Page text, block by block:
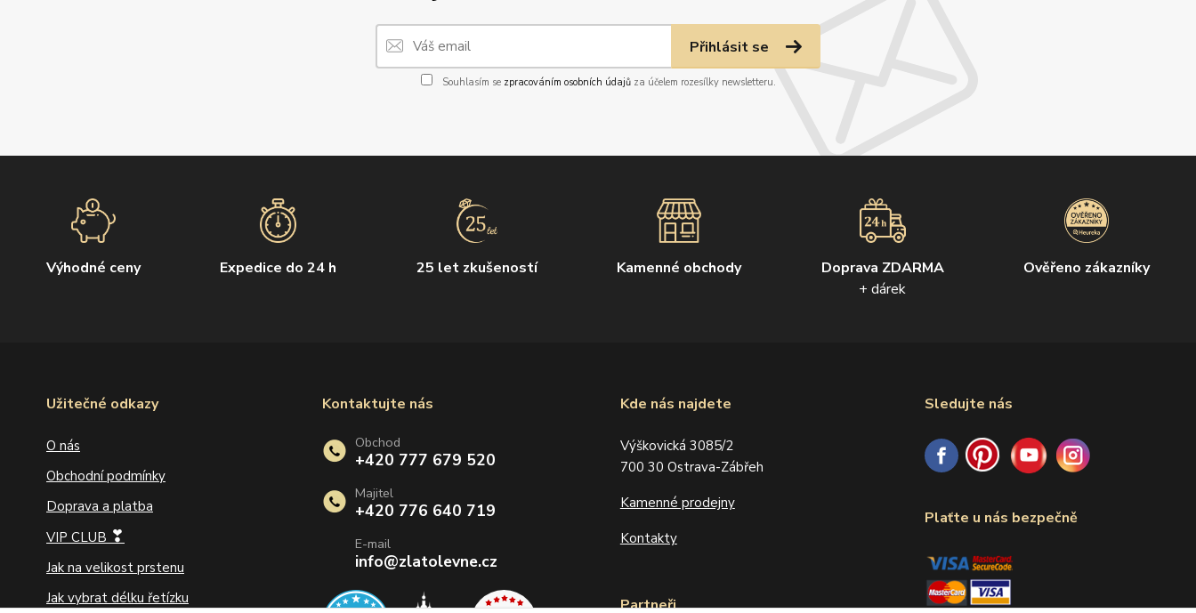
Přihlásit se
Souhlasím se zpracováním osobních údajůza účelem rozesílky newsletteru.
Výhodné ceny Expedice do 24 h 25 let zkušeností Kamenné obchody
Doprava ZDARMA
+ dárek
Ověřeno zákazníky
Užitečné odkazy
O nás
Obchodní podmínky
Doprava a platba
VIP CLUB ❣
Jak na velikost prstenu
Jak vybrat délku řetízku
Kde nás najdete
Výškovická 3085/2
700 30 Ostrava-Zábřeh
Kamenné prodejny
Kontakty
Partneři
Sledujte nás
Plaťte u nás bezpečně
Kontaktujte nás
Obchod
+420 777 679 520
Majitel
+420 776 640 719
E-mail
info@zlatolevne.cz